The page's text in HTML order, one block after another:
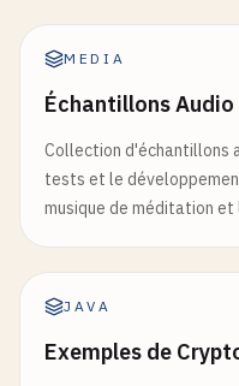
MEDIA
Échantillons Audio
Collection d'échantillons
tests et le
musique de méditation
JAVA
Exemples de